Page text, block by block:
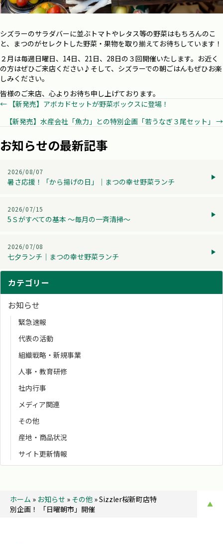
シズラーのサラダバーに並ぶトマトやレタス等の野菜はもちろんのこ
と、まつのがセレクトした野菜・果物を取り揃えてお待ちしています！
２月は毎週日曜日、14日、21日、28日の３回開催いたします。お近く
の方はぜひご来店ください♪そして、シズラーでの朝ごはんもぜひお楽
しみください。
皆様のご来店、心よりお待ち申し上げております。
Posts
navigation
← 【新発売】アボカドセットが野菜ボックスに登場！
【新発売】水産会社「魚力」との特別企画「若うなぎ３尾セット」 →
お知らせの最新記事
2026/08/07
暑さ応援！「から揚げの日」│まつの幸せ野菜ランチ
2026/07/15
5Ｓがすべての基本 ～毎月の一斉清掃～
2026/07/08
七夕ランチ│まつの幸せ野菜ランチ
カテゴリー
お知らせ
緊急速報
代表の活動
組織戦略・新規事業
人事・教育研修
社内行事
メディア関連
その他
産地・商品状況
サイト更新情報
ホーム » お知らせ » その他 »Sizzler桜新町店特
別企画！ 「日曜朝市」開催
▲